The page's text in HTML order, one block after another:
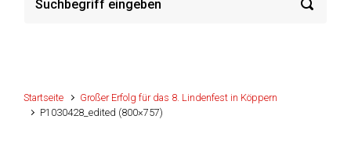
Startseite
Großer Erfolg für das 8. Lindenfest in Köppern
P1030428_edited (800×757)